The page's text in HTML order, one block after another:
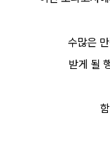
수많은
받게 될